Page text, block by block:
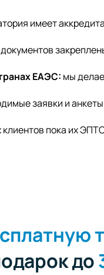
имеет
ЕАЭС: мы
заявки и
пока их
до